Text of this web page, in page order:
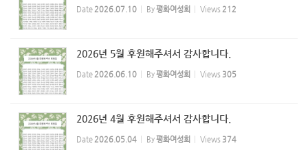
Date 2026.07.10 By평화여성회 Views 212
2026년 5월 후원해주셔서 감사합니다.
Date 2026.06.10 By평화여성회 Views 305
2026년 4월 후원해주셔서 감사합니다.
Date 2026.05.04 By평화여성회 Views 374